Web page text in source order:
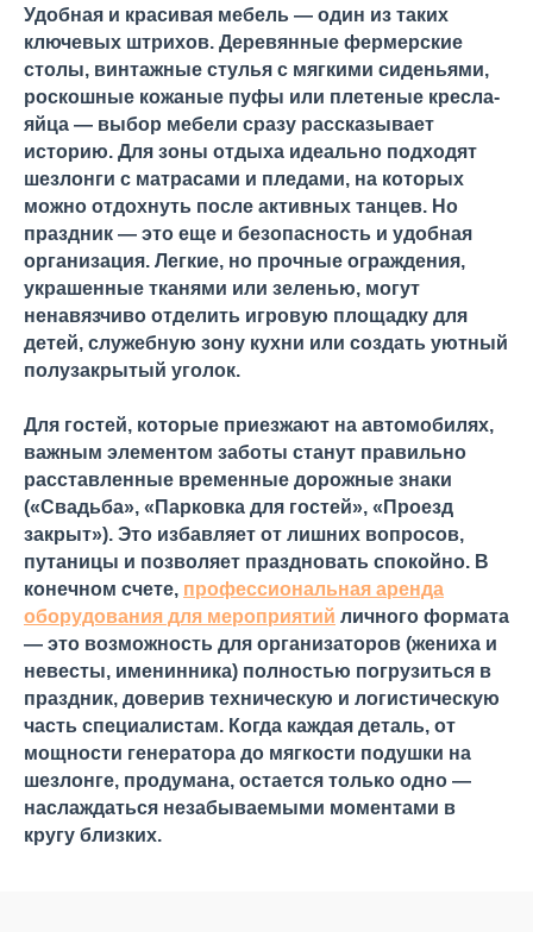
Удобная и красивая мебель — один из таких
ключевых штрихов. Деревянные фермерские
столы, винтажные стулья с мягкими сиденьями,
роскошные кожаные пуфы или плетеные кресла-
яйца — выбор мебели сразу рассказывает
историю. Для зоны отдыха идеально подходят
шезлонги с матрасами и пледами, на которых
можно отдохнуть после активных танцев. Но
праздник — это еще и безопасность и удобная
организация. Легкие, но прочные ограждения,
украшенные тканями или зеленью, могут
ненавязчиво отделить игровую площадку для
детей, служебную зону кухни или создать уютный
полузакрытый уголок.
Для гостей, которые приезжают на автомобилях,
важным элементом заботы станут правильно
расставленные временные дорожные знаки
(«Свадьба», «Парковка для гостей», «Проезд
закрыт»). Это избавляет от лишних вопросов,
путаницы и позволяет праздновать спокойно. В
конечном счете, профессиональная аренда
оборудования для мероприятий личного формата
— это возможность для организаторов (жениха и
невесты, именинника) полностью погрузиться в
праздник, доверив техническую и логистическую
часть специалистам. Когда каждая деталь, от
мощности генератора до мягкости подушки на
шезлонге, продумана, остается только одно —
наслаждаться незабываемыми моментами в
кругу близких.